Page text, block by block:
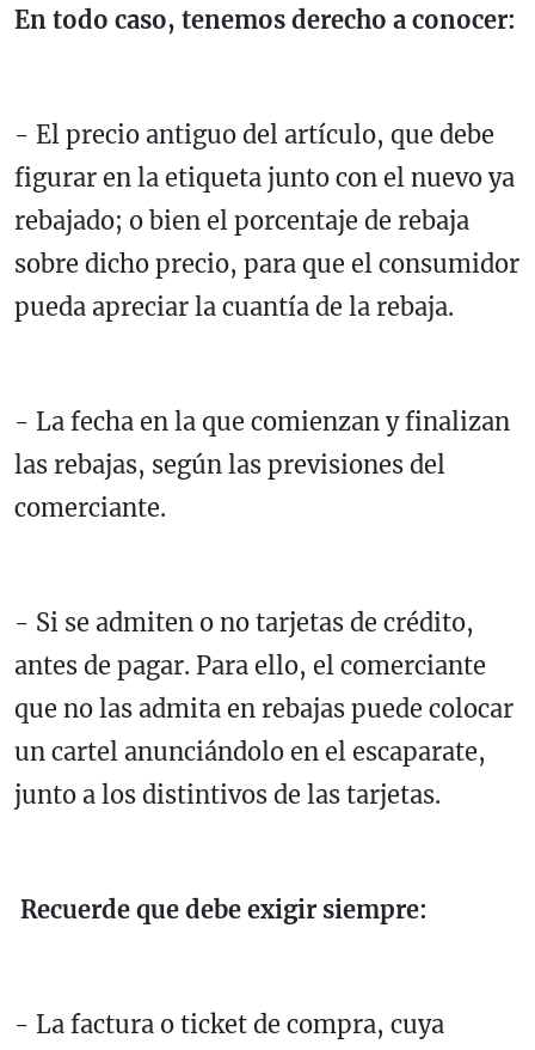
En todo caso, tenemos derecho a conocer:
- El precio antiguo del artículo, que debe
figurar en la etiqueta junto con el nuevo ya
rebajado; o bien el porcentaje de rebaja
sobre dicho precio, para que el consumidor
pueda apreciar la cuantía de la rebaja.
- La fecha en la que comienzan y finalizan
las rebajas, según las previsiones del
comerciante.
- Si se admiten o no tarjetas de crédito,
antes de pagar. Para ello, el comerciante
que no las admita en rebajas puede colocar
un cartel anunciándolo en el escaparate,
junto a los distintivos de las tarjetas.
Recuerde que debe exigir siempre:
- La factura o ticket de compra, cuya